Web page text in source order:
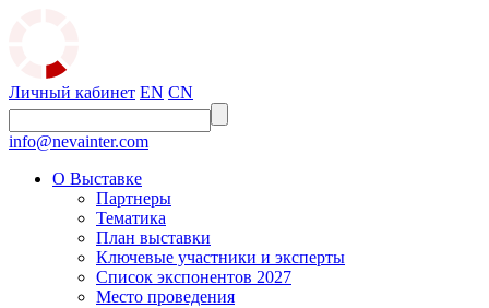
Личный кабинет EN CN
info@nevainter.com
О Выставке
Партнеры
Тематика
План выставки
Ключевые участники и эксперты
Список экспонентов 2027
Место проведения